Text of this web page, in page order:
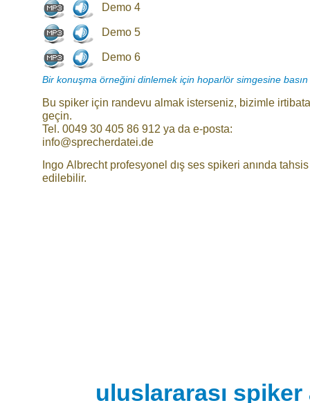
Demo 4
Demo 5
Demo 6
Bir konuşma örneğini dinlemek için hoparlör simgesine basın
Bu spiker için randevu almak isterseniz, bizimle irtibata
geçin.
Tel. 0049 30 405 86 912 ya da e-posta:
info@sprecherdatei.de
Ingo Albrecht profesyonel dış ses spikeri anında tahsis
edilebilir.
uluslararası